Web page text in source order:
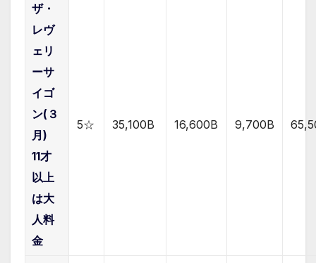
ザ・
レヴ
ェリ
ーサ
イゴ
ン(３
月)
11才
以上
は大
人料
金
5☆ 35,100B 16,600B 9,700B